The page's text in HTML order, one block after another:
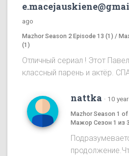
ago
Mazhor Season 2 Episode 13 (1) /
(1)
Отличный сериал ! Этот
классный парень и актёр.
nattka · 10
Mazhor Season 1
Мажор Сезон 1 из